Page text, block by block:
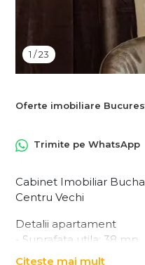
1 /23
Oferte imobiliare
Trimite pe WhatsApp
Cabinet Imobiliar
Centru Vechi
Detalii apartament
- Suprafata utila: 38 mp
- Suprafata totala: 43 mp
Citește mai mult